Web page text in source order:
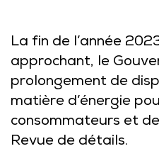
La fin de l’année
approchant, le
prolongement de
matière d’énergie
consommateurs et
Revue de détails.